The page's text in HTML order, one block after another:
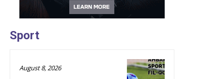
Sport
August 8, 2026